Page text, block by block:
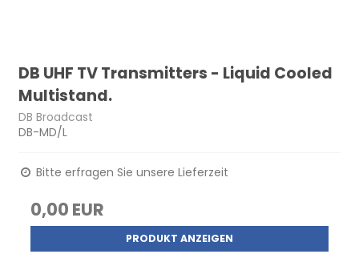
DB UHF TV Transmitters - Liquid Cooled
Multistand.
DB Broadcast
DB-MD/L
Bitte erfragen Sie unsere Lieferzeit
0,00 EUR
PRODUKT ANZEIGEN